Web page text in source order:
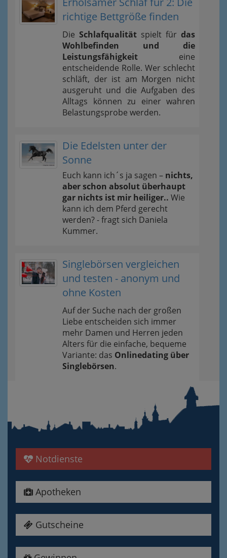
richtige Bettgröße finden
Die Schlafqualität spielt für das
Wohlbefinden und die
Leistungsfähigkeit eine
entscheidende Rolle. Wer schlecht
schläft, der ist am Morgen nicht
ausgeruht und die Aufgaben des
Alltags können zu einer wahren
Belastungsprobe werden.
Die Edelsten unter der
Sonne
Euch kann ich´s ja sagen – nichts,
aber schon absolut überhaupt
gar nichts ist mir heiliger.. Wie
kann ich dem Pferd gerecht
werden? - fragt sich Daniela
Kummer.
Singlebörsen vergleichen
und testen - anonym und
ohne Kosten
Auf der Suche nach der großen
Liebe entscheiden sich immer
mehr Damen und Herren jeden
Alters für die einfache, bequeme
Variante: das Onlinedating über
Singlebörsen.
Notdienste
Apotheken
Gutscheine